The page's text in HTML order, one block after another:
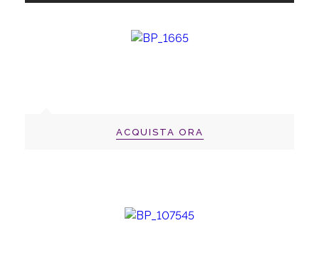
ACQUISTA ORA